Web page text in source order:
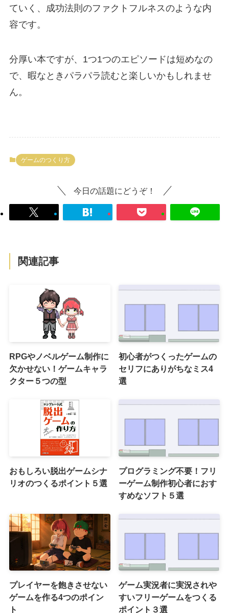
ていく、成功法則のファクトフルネスのような内
容です。
分厚い本ですが、1つ1つのエピソードは短めなの
で、暇なときパラパラ読むと楽しいかもしれませ
ん。
ゲームのつくり方
今日の話題にどうぞ！
関連記事
RPGやノベルゲーム制作に
欠かせない！ゲームキャラ
クター５つの型
初心者がつくったゲームの
セリフにありがちなミス4
選
おもしろい脱出ゲームシナ
リオのつくるポイント５選
プログラミング不要！フリ
ーゲーム制作初心者におす
すめなソフト５選
プレイヤーを飽きさせない
ゲームを作る4つのポイン
ト
ゲーム実況者に実況されや
すいフリーゲームをつくる
ポイント３選